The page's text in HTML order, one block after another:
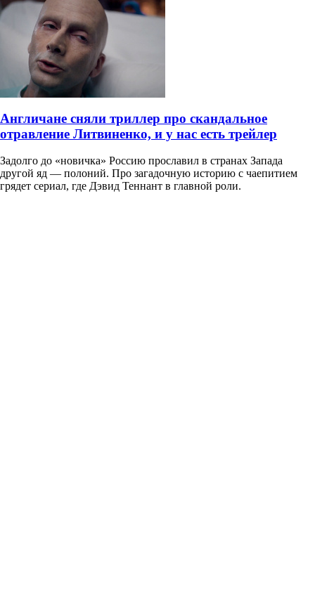
Англичане сняли триллер про скандальное
отравление Литвиненко, и у нас есть трейлер
Задолго до «новичка» Россию прославил в странах Запада
другой яд — полоний. Про загадочную историю с чаепитием
грядет сериал, где Дэвид Теннант в главной роли.